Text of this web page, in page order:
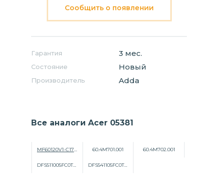
Сообщить о появлении
Гарантия 3 мес.
Состояние Новый
Производитель Adda
Все аналоги Acer 05381
MF60120V1-C170-S99 60.4M701.001 60.4M702.001
DFS511005FC0T-FB02 DFS541105FC0T-FB02